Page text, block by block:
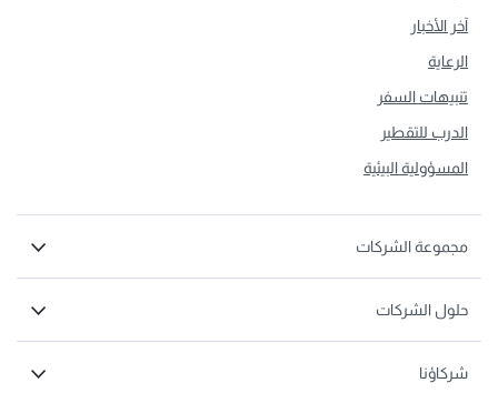
آخر الأخبار
الرعاية
تنبيهات السفر
الدرب للتقطير
المسؤولية البيئية
مجموعة الشركات
حلول الشركات
شركاؤنا